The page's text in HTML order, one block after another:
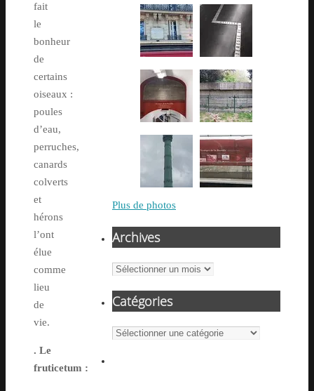
fait
le
bonheur
de
certains
oiseaux :
poules
d’eau,
perruches,
canards
colverts
et
hérons
l’ont
élue
comme
lieu
de
vie.
. Le
fruticetum :
Plus de photos
Archives
Archives
Catégories
Catégories